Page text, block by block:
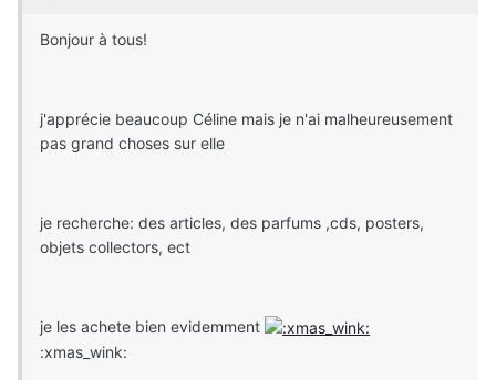
Bonjour à tous!
j'apprécie beaucoup Céline mais je n'ai malheureusement
pas grand choses sur elle
je recherche: des articles, des parfums ,cds, posters,
objets collectors, ect
je les achete bien evidemment
:xmas_wink: